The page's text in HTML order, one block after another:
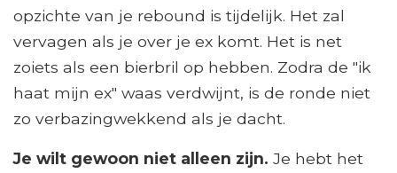
opzichte van je rebound is tijdelijk. Het zal
vervagen als je over je ex komt. Het is net
zoiets als een bierbril op hebben. Zodra de "ik
haat mijn ex" waas verdwijnt, is de ronde niet
zo verbazingwekkend als je dacht.
Je wilt gewoon niet alleen zijn. Je hebt het